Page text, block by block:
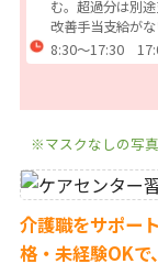
む。超過分は別
改善手当支給が
8:30～17:30
※マスクなしの写真
介護職をサポー
格・未経験OKで